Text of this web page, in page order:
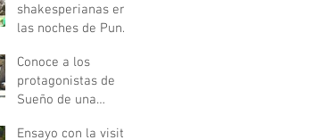
shakesperianas en
las noches de Punta
Conoce a los
protagonistas de
Sueño de una
Ensayo con la visita